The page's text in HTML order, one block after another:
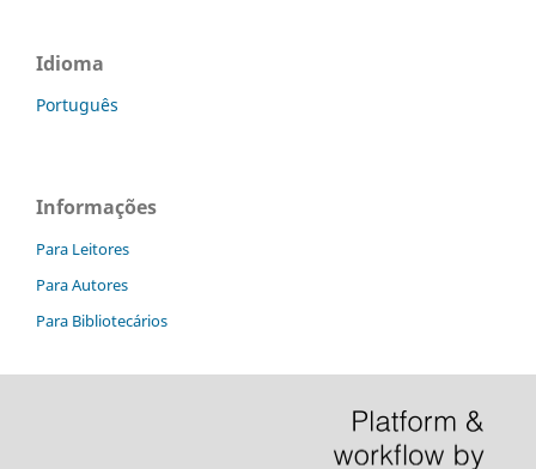
Idioma
Português
Informações
Para Leitores
Para Autores
Para Bibliotecários